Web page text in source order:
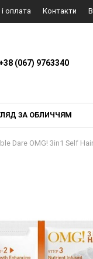
оплата Контакти
(067) 9763340
ЗА ОБЛИЧЧЯМ
Dare OMG! 3in1 Self